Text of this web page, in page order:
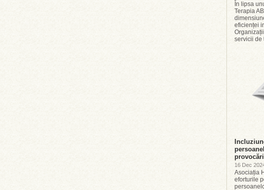
În lipsa
Terapia
eficienței
servicii de
16 Dec
Asociația
eforturile